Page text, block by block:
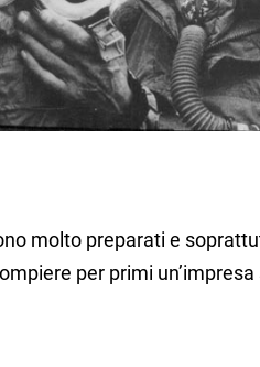
molto preparati e
per primi